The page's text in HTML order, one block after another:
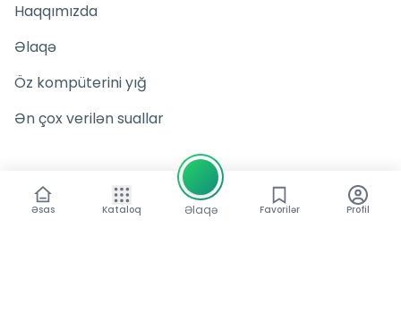
Əsas Kataloq Əlaqə Favorilər Profil
Haqqımızda
Əlaqə
Öz kompüterini yığ
Ən çox verilən suallar
ƏLAQƏ